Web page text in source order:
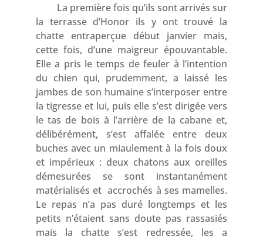
La première fois qu’ils sont arrivés sur
la terrasse d’Honor ils y ont trouvé la
chatte entraperçue début janvier mais,
cette fois, d’une maigreur épouvantable.
Elle a pris le temps de feuler à l’intention
du chien qui, prudemment, a laissé les
jambes de son humaine s’interposer entre
la tigresse et lui, puis elle s’est dirigée vers
le tas de bois à l’arrière de la cabane et,
délibérément, s’est affalée entre deux
buches avec un miaulement à la fois doux
et impérieux : deux chatons aux oreilles
démesurées se sont instantanément
matérialisés et accrochés à ses mamelles.
Le repas n’a pas duré longtemps et les
petits n’étaient sans doute pas rassasiés
mais la chatte s’est redressée, les a